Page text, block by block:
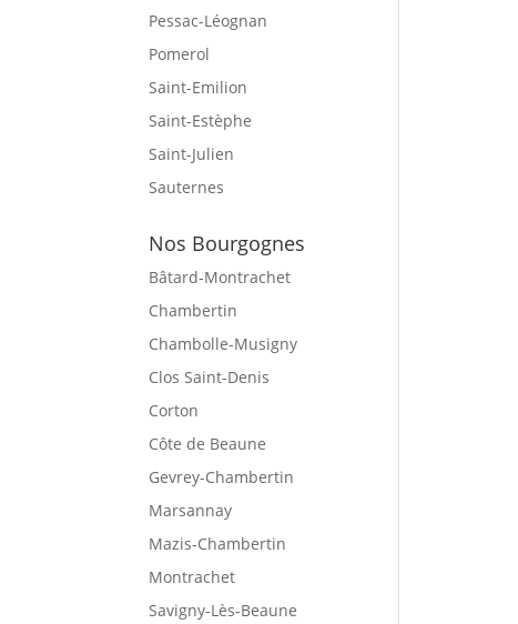
Pessac-Léognan
Pomerol
Saint-Emilion
Saint-Estèphe
Saint-Julien
Sauternes
Nos Bourgognes
Bâtard-Montrachet
Chambertin
Chambolle-Musigny
Clos Saint-Denis
Corton
Côte de Beaune
Gevrey-Chambertin
Marsannay
Mazis-Chambertin
Montrachet
Savigny-Lès-Beaune